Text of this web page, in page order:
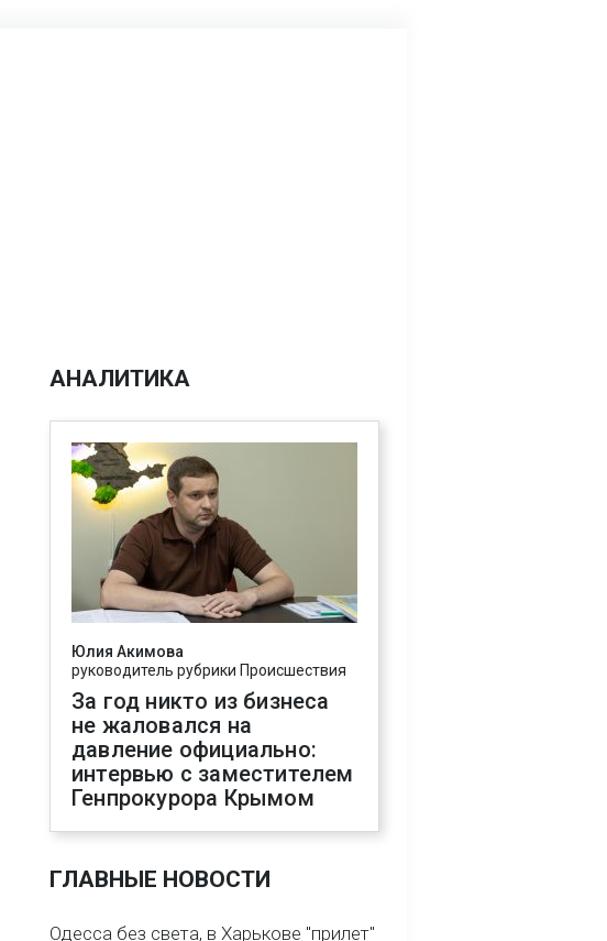
АНАЛИТИКА
Юлия Акимова
руководитель рубрики Происшествия
За год никто из бизнеса
не жаловался на
давление официально:
интервью с заместителем
Генпрокурора Крымом
ГЛАВНЫЕ НОВОСТИ
Одесса без света, в Харькове "прилет"